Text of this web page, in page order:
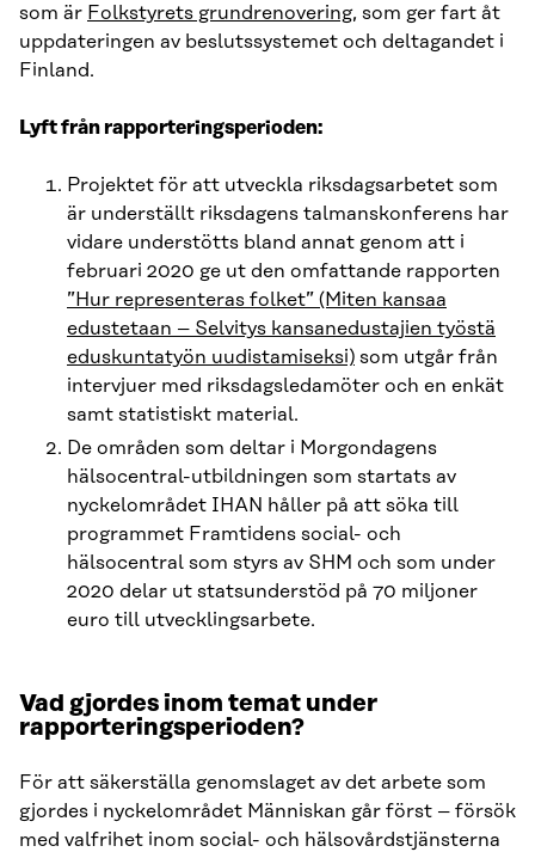
som är Folkstyrets grundrenovering, som ger fart åt
uppdateringen av beslutssystemet och deltagandet i
Finland.
Lyft från rapporteringsperioden:
Projektet för att utveckla riksdagsarbetet som
är underställt riksdagens talmanskonferens har
vidare understötts bland annat genom att i
februari 2020 ge ut den omfattande rapporten
”Hur representeras folket” (Miten kansaa
edustetaan – Selvitys kansanedustajien työstä
eduskuntatyön uudistamiseksi) som utgår från
intervjuer med riksdagsledamöter och en enkät
samt statistiskt material.
De områden som deltar i Morgondagens
hälsocentral-utbildningen som startats av
nyckelområdet IHAN håller på att söka till
programmet Framtidens social- och
hälsocentral som styrs av SHM och som under
2020 delar ut statsunderstöd på 70 miljoner
euro till utvecklingsarbete.
Vad gjordes inom temat under
rapporteringsperioden?
För att säkerställa genomslaget av det arbete som
gjordes i nyckelområdet Människan går först – försök
med valfrihet inom social- och hälsovårdstjänsterna